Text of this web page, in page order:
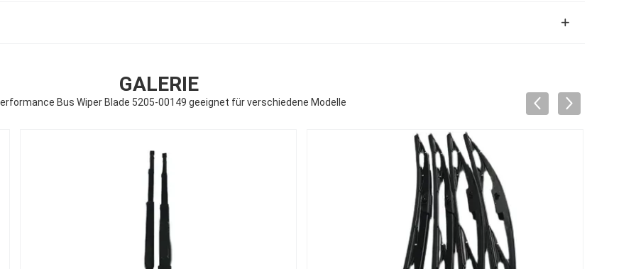
GALERIE
Bus Wiper Blade 5205-00149 geeignet für verschiedene Modelle